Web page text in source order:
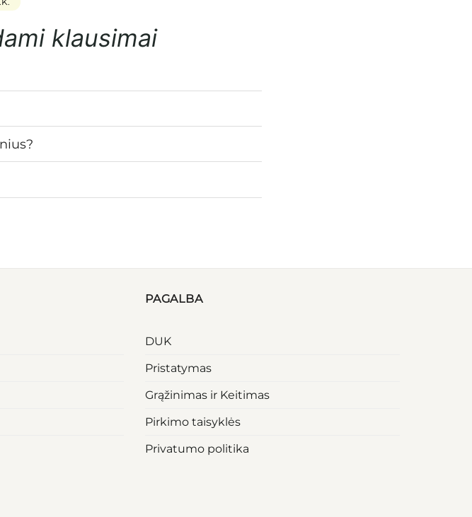
klausimai
PAGALBA
DUK
Pristatymas
Grąžinimas ir Keitimas
Pirkimo taisyklės
Privatumo politika